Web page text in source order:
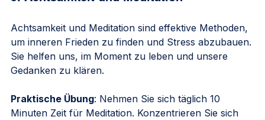
Achtsamkeit und Meditation sind effektive Methoden,
um inneren Frieden zu finden und Stress abzubauen.
Sie helfen uns, im Moment zu leben und unsere
Gedanken zu klären.
Praktische Übung: Nehmen Sie sich täglich 10
Minuten Zeit für Meditation. Konzentrieren Sie sich